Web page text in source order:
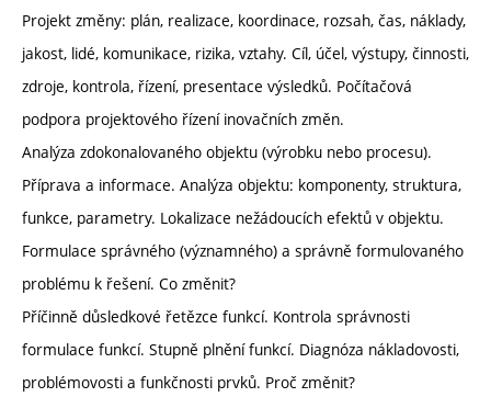
Projekt změny: plán, realizace, koordinace, rozsah, čas, náklady,
jakost, lidé, komunikace, rizika, vztahy. Cíl, účel, výstupy, činnosti,
zdroje, kontrola, řízení, presentace výsledků. Počítačová
podpora projektového řízení inovačních změn.
Analýza zdokonalovaného objektu (výrobku nebo procesu).
Příprava a informace. Analýza objektu: komponenty, struktura,
funkce, parametry. Lokalizace nežádoucích efektů v objektu.
Formulace správného (významného) a správně formulovaného
problému k řešení. Co změnit?
Příčinně důsledkové řetězce funkcí. Kontrola správnosti
formulace funkcí. Stupně plnění funkcí. Diagnóza nákladovosti,
problémovosti a funkčnosti prvků. Proč změnit?